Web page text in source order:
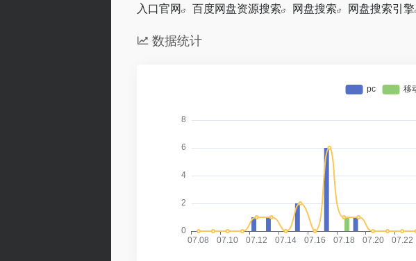
入口官网
百度网盘资源搜索 网盘搜索 网盘搜索引擎
数据统计